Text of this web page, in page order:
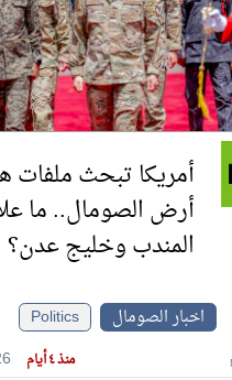
أمريكا تبحث ملفات
أرض الصومال.. ما
المندب وخليج عدن؟
اخبار الصومال
Politics
منذ ٤ أيام